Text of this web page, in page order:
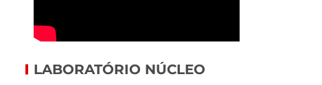
LABORATÓRIO NÚCLEO